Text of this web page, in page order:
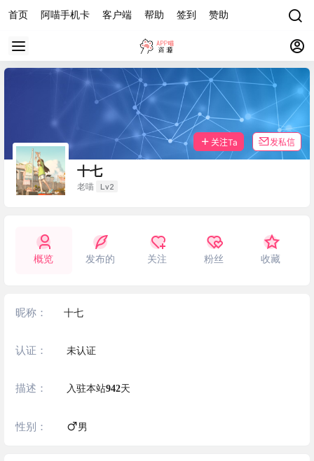
首页 阿喵手机卡 客户端 帮助 签到 赞助
十七
老喵 Lv2
关注Ta 发私信
概览 发布的 关注 粉丝 收藏
昵称： 十七
认证： 未认证
描述： 入驻本站942天
性别： 男